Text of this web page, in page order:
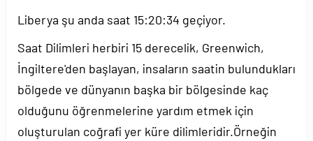
Liberya şu anda saat 15:20:34 geçiyor.
Saat Dilimleri herbiri 15 derecelik, Greenwich,
İngiltere'den başlayan, insaların saatin bulundukları
bölgede ve dünyanın başka bir bölgesinde kaç
olduğunu öğrenmelerine yardım etmek için
oluşturulan coğrafi yer küre dilimleridir.Örneğin